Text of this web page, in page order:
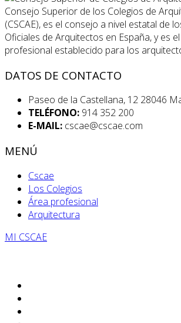
Consejo Superior de los Colegios de
(CSCAE), es el consejo a nivel estatal de
Oficiales de Arquitectos en España, y es
profesional establecido para los
DATOS DE CONTACTO
Paseo de la Castellana, 12 28046
TELÉFONO: 914 352 200
E-MAIL: cscae@cscae.com
MENÚ
Cscae
Los Colegios
Área profesional
Arquitectura
MI CSCAE